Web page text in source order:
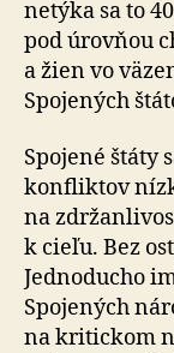
netýka sa to
pod úrovňou
a žien vo
Spojených
Spojené štáty
konfliktov
na
k cieľu. Bez
Jedno­du­cho
Spojených
na kri­tickom